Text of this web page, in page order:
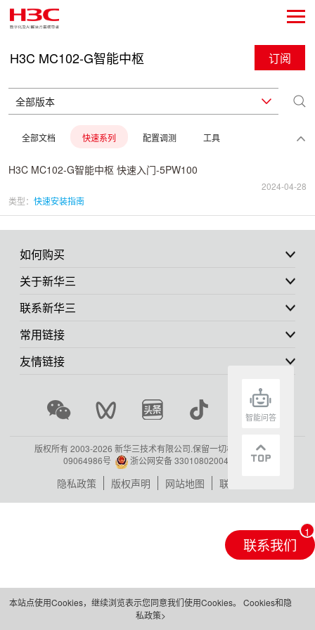
H3C MC102-G智能中枢 订阅
全部文档 快速系列 配置调测 工具
H3C MC102-G智能中枢 快速入门-5PW100
2024-04-28
类型： 快速安装指南
如何购买
关于新华三
联系新华三
常用链接
友情链接
版权所有 2003-2026 新华三技术有限公司.保留一切权利.
浙ICP备
09064986号
浙公网安备 33010802004416号
隐私政策 版权声明 网站地图 联系我们
联系我们
本站点使用Cookies，继续浏览表示您同意我们使用Cookies。 Cookies和隐
私政策>
智能问答